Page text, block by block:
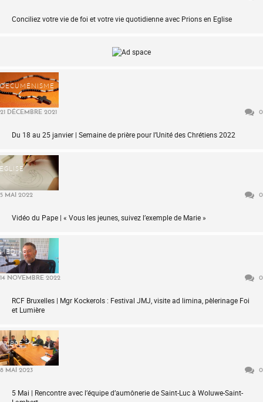
Conciliez votre vie de foi et votre vie quotidienne avec Prions en Eglise
OECUMÉNISME
21 DÉCEMBRE 2021 0
Du 18 au 25 janvier | Semaine de prière pour l’Unité des Chrétiens 2022
ÉGLISE
5 MAI 2022 0
Vidéo du Pape | « Vous les jeunes, suivez l’exemple de Marie »
MÉDIAS
14 NOVEMBRE 2022 0
RCF Bruxelles | Mgr Kockerols : Festival JMJ, visite ad limina, pèlerinage Foi
et Lumière
PRIÈRE
8 MAI 2023 0
5 Mai | Rencontre avec l’équipe d’aumônerie de Saint-Luc à Woluwe-Saint-